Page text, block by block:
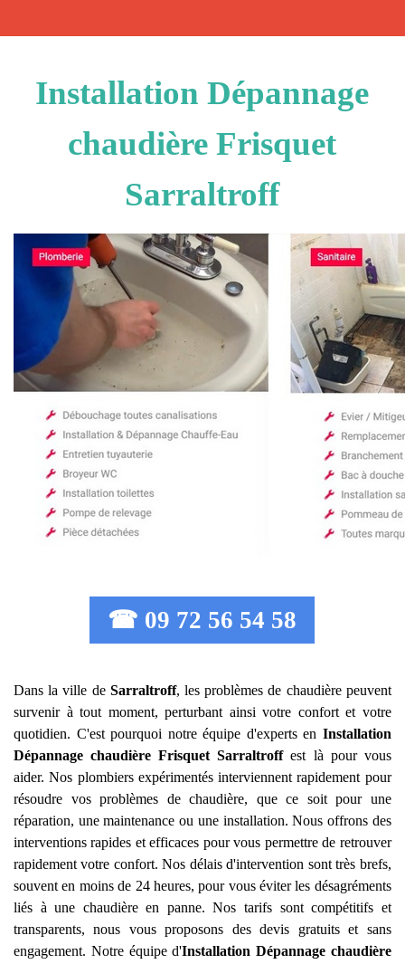
Installation Dépannage
chaudière Frisquet
Sarraltroff
☎ 09 72 56 54 58
Dans la ville de Sarraltroff, les problèmes de chaudière peuvent
survenir à tout moment, perturbant ainsi votre confort et votre
quotidien. C'est pourquoi notre équipe d'experts en Installation
Dépannage chaudière Frisquet Sarraltroffest là pour vous
aider. Nos plombiers expérimentés interviennent rapidement pour
résoudre vos problèmes de chaudière, que ce soit pour une
réparation, une maintenance ou une installation. Nous offrons des
interventions rapides et efficaces pour vous permettre de retrouver
rapidement votre confort. Nos délais d'intervention sont très brefs,
souvent en moins de 24 heures, pour vous éviter les désagréments
liés à une chaudière en panne. Nos tarifs sont compétitifs et
transparents, nous vous proposons des devis gratuits et sans
engagement. Notre équipe d'Installation Dépannage chaudière